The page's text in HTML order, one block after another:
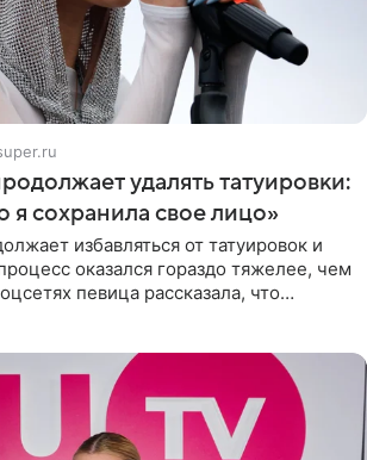
удалять татуировки:
я сохранила свое лицо»
избавляться от татуировок и
оказался гораздо тяжелее, чем
певица рассказала, что